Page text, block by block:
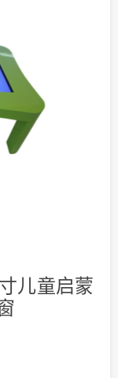
儿童启蒙